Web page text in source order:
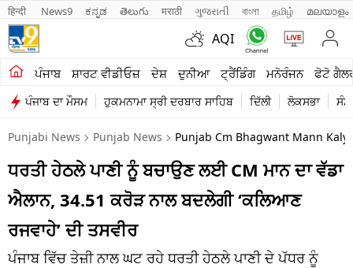
हिन्दी News9 ಕನ್ನಡ తెలుగు मराठी ગુજરાતી বাংলা தமிழ் മലയാളം
AQI
ਪੰਜਾਬ ਸ਼ਾਰਟ ਵੀਡੀਓਜ਼ ਦੇਸ਼ ਦੁਨੀਆ ਟ੍ਰੈਂਡਿੰਗ ਮਨੋਰੰਜਨ ਫੋਟੋ
ਪੰਜਾਬ ਦਾ ਮੌਸਮ ਹੁਕਮਨਾਮਾ ਸ੍ਰੀ ਦਰਬਾਰ ਸਾਹਿਬ ਦਿੱਲੀ ਲੋਕਸਭਾ
ਖੇਤੀਬਾੜੀ
ਸ਼ਾਰਟ ਵੀਡੀਓਜ਼
ਕਾਰੋਬਾਰ
ਕਰਿਅਰ
ਮਨੋਰੰਜਨ
ਦੇਸ਼
Punjabi News Punjab News Punjab Cm Bhagwant Mann
ਧਰਤੀ ਹੇਠਲੇ ਪਾਣੀ ਨੂੰ ਬਚਾਉਣ ਲਈ CM ਮਾਨ ਦਾ ਵੱਡਾ
ਐਲਾਨ, 34.51 ਕਰੋੜ ਨਾਲ ਬਦਲੇਗੀ ‘ਕਲਿਆਣ
ਰਜਵਾਹੇ’ ਦੀ ਤਸਵੀਰ
ਪੰਜਾਬ ਵਿੱਚ ਤੇਜ਼ੀ ਨਾਲ ਘਟ ਰਹੇ ਧਰਤੀ ਹੇਠਲੇ ਪਾਣੀ ਦੇ ਪੱਧਰ ਨੂੰ